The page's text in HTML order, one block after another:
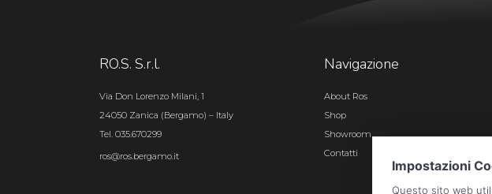
RO.S. S.r.l.
Via Don Lorenzo Milani, 1
24050 Zanica (Bergamo) – Italy
Tel. 035.670299
ros@ros.bergamo.it
Navigazione
About Ros
Shop
Showroom
Contatti